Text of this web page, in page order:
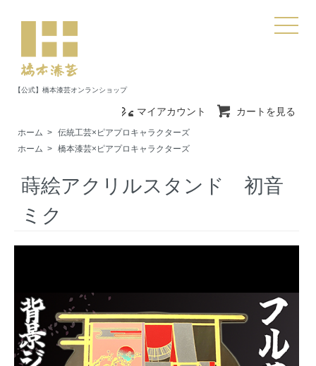
【公式】橋本漆芸オンランショップ
マイアカウント カートを見る
ホーム > 伝統工芸×ピアプロキャラクターズ
ホーム > 橋本漆芸×ピアプロキャラクターズ
蒔絵アクリルスタンド 初音
ミク